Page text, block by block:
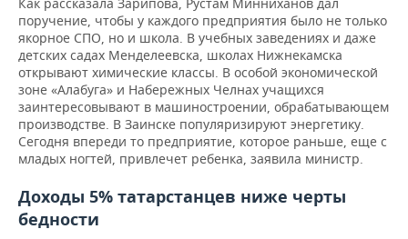
поручение, чтобы у каждого предприятия было не только
якорное СПО, но и школа. В учебных заведениях и даже
детских садах Менделеевска, школах Нижнекамска
открывают химические классы. В особой экономической
зоне «Алабуга» и Набережных Челнах учащихся
заинтересовывают в машиностроении, обрабатывающем
производстве. В Заинске популяризируют энергетику.
Сегодня впереди то предприятие, которое раньше, еще с
младых ногтей, привлечет ребенка, заявила министр.
Доходы 5% татарстанцев ниже черты
бедности